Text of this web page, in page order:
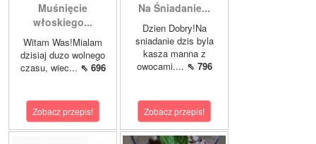
Muśnięcie
włoskiego...
Witam Was!Mialam
dzisiaj duzo wolnego
czasu, wiec... ⇖ 696
Zobacz przepis!
Na Śniadanie...
Dzien Dobry!Na
sniadanie dzis byla
kasza manna z
owocami.... ⇖ 796
Zobacz przepis!